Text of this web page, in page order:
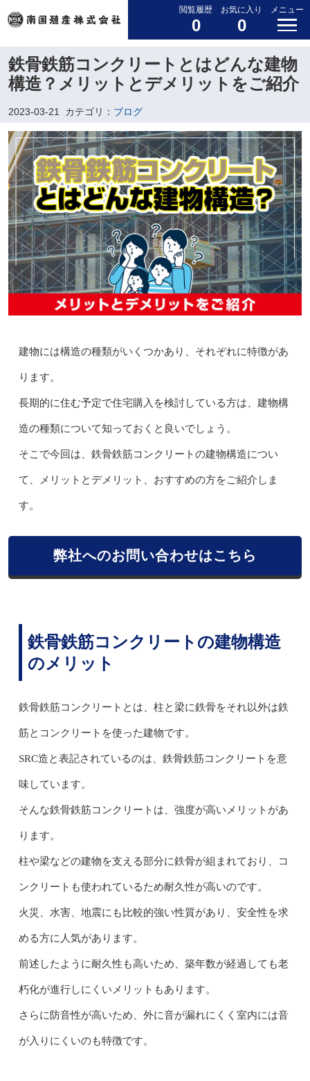
閲覧履歴
0
お気に入り
0
メニュー
鉄骨鉄筋コンクリートとはどんな建物
構造？メリットとデメリットをご紹介
2023-03-21 カテゴリ： ブログ
建物には構造の種類がいくつかあり、それぞれに特徴があ
ります。
長期的に住む予定で住宅購入を検討している方は、建物構
造の種類について知っておくと良いでしょう。
そこで今回は、鉄骨鉄筋コンクリートの建物構造につい
て、メリットとデメリット、おすすめの方をご紹介しま
す。
弊社へのお問い合わせはこちら
鉄骨鉄筋コンクリートの建物構造
のメリット
鉄骨鉄筋コンクリートとは、柱と梁に鉄骨をそれ以外は鉄
筋とコンクリートを使った建物です。
SRC造と表記されているのは、鉄骨鉄筋コンクリートを意
味しています。
そんな鉄骨鉄筋コンクリートは、強度が高いメリットがあ
ります。
柱や梁などの建物を支える部分に鉄骨が組まれており、コ
ンクリートも使われているため耐久性が高いのです。
火災、水害、地震にも比較的強い性質があり、安全性を求
める方に人気があります。
前述したように耐久性も高いため、築年数が経過しても老
朽化が進行しにくいメリットもあります。
さらに防音性が高いため、外に音が漏れにくく室内には音
が入りにくいのも特徴です。